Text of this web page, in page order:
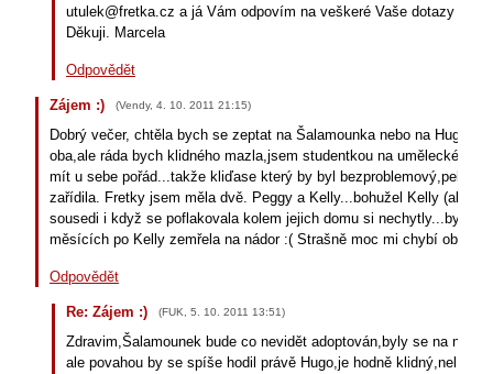
utulek@fretka.cz a já Vám odpovím na veškeré Vaše dotazy .
Děkuji. Marcela
Odpovědět
Zájem :) (Vendy, 4. 10. 2011 21:15)
Dobrý večer, chtěla bych se zeptat na Šalamounka nebo na Huga ,
oba,ale ráda bych klidného mazla,jsem studentkou na umělecké
mít u sebe pořád...takže kliďase který by byl bezproblemový,pelíšek
zařídila. Fretky jsem měla dvě. Peggy a Kelly...bohužel Kelly
sousedi i když se poflakovala kolem jejich domu si nechytly...byla
měsících po Kelly zemřela na nádor :( Strašně moc mi chybí obě.
Odpovědět
Re: Zájem :) (FUK 5. 10. 2011 13:51)
Zdravim,Šalamounek bude co nevidět adoptován,byly se na něj
ale povahou by se spíše hodil právě Hugo,je hodně klidný,nelítá